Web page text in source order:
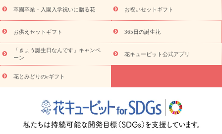
プチギフト（hanamore -ハナモア-）
花とみどりのeギフト
キューピットのeGfit
カラー ピンク イエローオレンジ
レッ
ド
お花の種類 トルコキキョウ
お祝い お祝い・3000円～ お祝い・4000円～
お祝い・
5000円～
お祝い・7000円～ お祝い・ 10000円～
お供え・お
悔やみ
円～
お供え・お悔やみ・
読み物
いのマナー
定年退職祝いのマナー
お祝いを贈るときのマナー・
花キューピットのお祝いコラム一覧
誕生日のお花を「色
彩心理学」で選ぶ方法
結婚祝いの予算相場
出産祝いお役立ち情
卒園卒業・入園入学祝いに贈る花 お祝いセットギフト
お供えセットギフト 365日の誕生花
「きょう誕生日なんです」キャンペ
ーン
花キューピット公式アプリ
花とみどりのeギフト